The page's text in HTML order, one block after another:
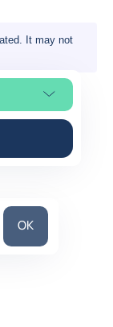
It may not
de la página
Busca por país
OK